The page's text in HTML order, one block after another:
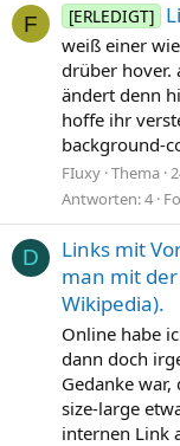
F [ERLEDIGT]
weiß einer
drüber hover.
ändert denn
hoffe ihr
background-
FIuxy Thema
Antworten: 4
D
Links mit
man mit
Wikipedia).
Online habe
dann doch
Gedanke
size-large
internen Link